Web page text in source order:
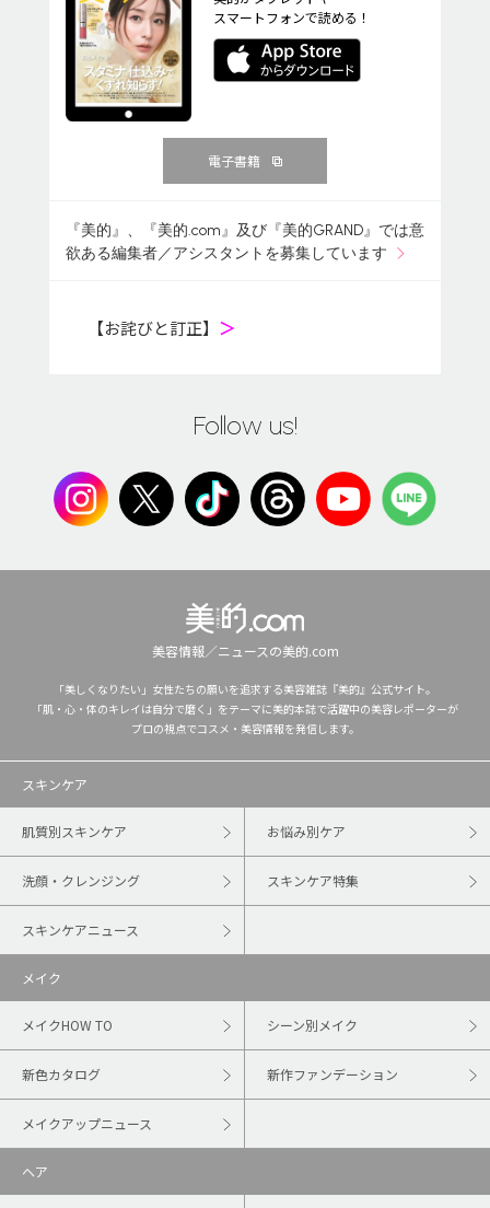
スマートフォンで読める！
電子書籍
『美的』、『美的.com』及び『美的GRAND』では意
欲ある編集者／アシスタントを募集しています
【お詫びと訂正】 ＞
Follow us!
美容情報／ニュースの美的.com
「美しくなりたい」女性たちの願いを追求する美容雑誌『美的』公式サイト。
「肌・心・体のキレイは自分で磨く」をテーマに美的本誌で活躍中の美容レポーターが
プロの視点でコスメ・美容情報を発信します。
スキンケア
肌質別スキンケア お悩み別ケア
洗顔・クレンジング スキンケア特集
スキンケアニュース
メイク
メイクHOW TO シーン別メイク
新色カタログ 新作ファンデーション
メイクアップニュース
ヘア